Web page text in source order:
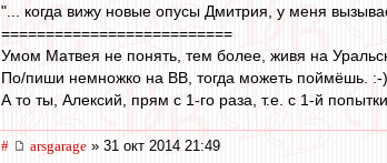
"... когда вижу новые опусы Дмитрия, у меня
==========================
Умом Матвея не понять, тем более, живя на
По/пиши немножко на ВВ, тогда можеть поймёшь. :-
А то ты, Алексий, прям с 1-го раза, т.е. с 1-й
# arsgarage » 31 окт 2014 21:49